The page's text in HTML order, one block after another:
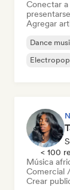
Conectar a
Agregar
Dance
Electropop
< 100
Música
Comercial
Crear